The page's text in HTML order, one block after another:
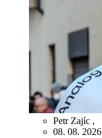
Petr Zajíc ,
08. 08. 2026